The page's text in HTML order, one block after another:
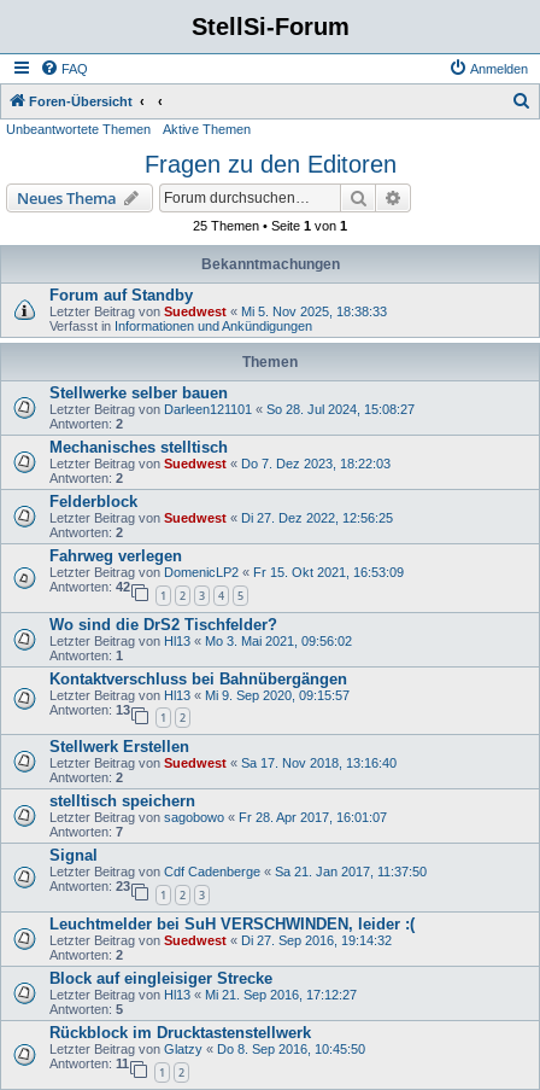
StellSi-Forum
FAQ Anmelden
Foren-Übersicht
Unbeantwortete Themen Aktive Themen
Fragen zu den Editoren
Neues Thema Suche
25 Themen • Seite 1 von 1
Bekanntmachungen
Forum auf Standby
Letzter Beitrag von Suedwest « Mi 5. Nov 2025, 18:38:33
Verfasst in Informationen und Ankündigungen
Themen
Stellwerke selber bauen
Letzter Beitrag von Darleen121101 « So 28. Jul 2024, 15:08:27
Antworten: 2
Mechanisches stelltisch
Letzter Beitrag von Suedwest « Do 7. Dez 2023, 18:22:03
Antworten: 2
Felderblock
Letzter Beitrag von Suedwest « Di 27. Dez 2022, 12:56:25
Antworten: 2
Fahrweg verlegen
Letzter Beitrag von DomenicLP2 « Fr 15. Okt 2021, 16:53:09
Antworten: 42
1 2 3 4 5
Wo sind die DrS2 Tischfelder?
Letzter Beitrag von Hl13 « Mo 3. Mai 2021, 09:56:02
Antworten: 1
Kontaktverschluss bei Bahnübergängen
Letzter Beitrag von Hl13 « Mi 9. Sep 2020, 09:15:57
Antworten: 13
1 2
Stellwerk Erstellen
Letzter Beitrag von Suedwest « Sa 17. Nov 2018, 13:16:40
Antworten: 2
stelltisch speichern
Letzter Beitrag von sagobowo « Fr 28. Apr 2017, 16:01:07
Antworten: 7
Signal
Letzter Beitrag von Cdf Cadenberge « Sa 21. Jan 2017, 11:37:50
Antworten: 23
1 2 3
Leuchtmelder bei SuH VERSCHWINDEN, leider :(
Letzter Beitrag von Suedwest « Di 27. Sep 2016, 19:14:32
Antworten: 2
Block auf eingleisiger Strecke
Letzter Beitrag von Hl13 « Mi 21. Sep 2016, 17:12:27
Antworten: 5
Rückblock im Drucktastenstellwerk
Letzter Beitrag von Glatzy « Do 8. Sep 2016, 10:45:50
Antworten: 11
1 2